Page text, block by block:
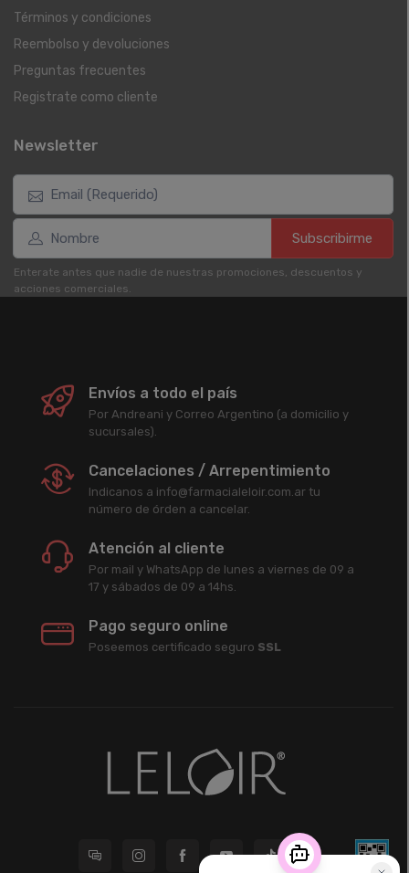
Términos y condiciones
Reembolso y devoluciones
Preguntas frecuentes
Registrate como cliente
Newsletter
Subscribirme
Enterate antes que nadie de nuestras promociones, descuentos y
acciones comerciales.
Envíos a todo el país
Por Andreani y Correo Argentino (a domicilio y
sucursales).
Cancelaciones / Arrepentimiento
Indicanos a info@farmacialeloir.com.ar tu
número de órden a cancelar.
Atención al cliente
Por mail y WhatsApp de lunes a viernes de 09 a
17 y sábados de 09 a 14hs.
Pago seguro online
Poseemos certificado seguro SSL